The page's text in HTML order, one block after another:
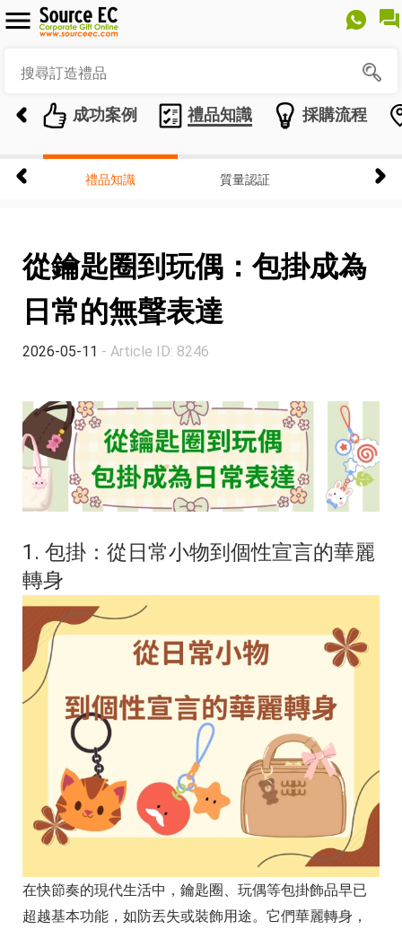
成功案例 禮品知識 採購流程
禮品知識 質量認証
從鑰匙圈到玩偶：包掛成為
日常的無聲表達
2026-05-11 - Article ID: 8246
1. 包掛：從日常小物到個性宣言的華麗
轉身
在快節奏的現代生活中，鑰匙圈、玩偶等包掛飾品早已
超越基本功能，如防丟失或裝飾用途。它們華麗轉身，